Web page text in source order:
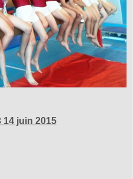
14 juin 2015